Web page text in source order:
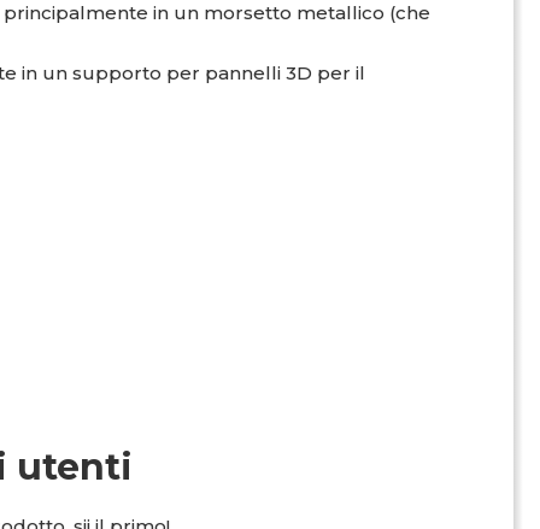
in un morsetto metallico (che
in un supporto per pannelli 3D per il
utenti